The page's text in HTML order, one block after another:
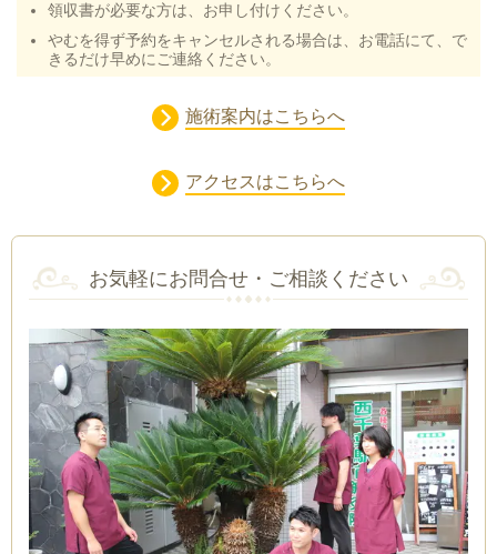
領収書が必要な方は、お申し付けください。
やむを得ず予約をキャンセルされる場合は、お電話にて、で
きるだけ早めにご連絡ください。
施術案内はこちらへ
アクセスはこちらへ
お気軽にお問合せ・ご相談ください